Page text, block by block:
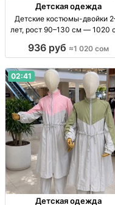
Детская одежда
Детские костюмы-двойки
лет, рост 90–130 см — 1020
рост 90–130 см, пр-во
936 руб ≈1 020 сом
02:41
Детская одежда